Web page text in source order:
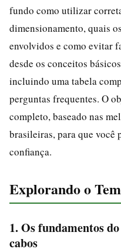
fundo como utilizar
dimensionamento, quais
envolvidos e como evitar
desde os conceitos
incluindo uma tabela
perguntas frequentes. O
completo, baseado nas
brasileiras, para que você
confiança.
Explorando o
1. Os fundamentos
cabos